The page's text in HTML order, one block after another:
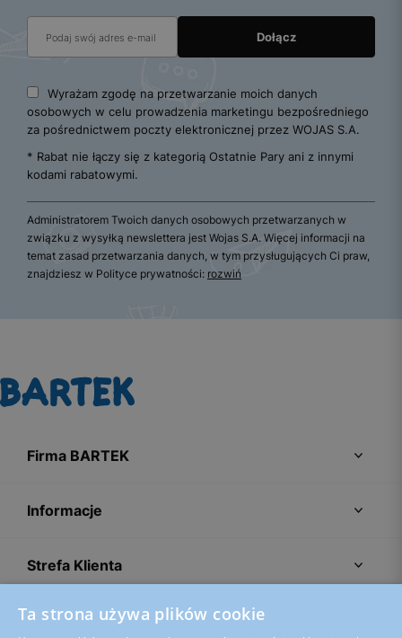
Wyrażam zgodę na przetwarzanie moich danych
osobowych w celu prowadzenia marketingu bezpośredniego
za pośrednictwem poczty elektronicznej przez WOJAS S.A.
* Rabat nie łączy się z kategorią Ostatnie Pary ani z innymi
kodami rabatowymi.
Administratorem Twoich danych osobowych przetwarzanych w
związku z wysyłką newslettera jest Wojas S.A. Więcej informacji na
temat zasad przetwarzania danych, w tym przysługujących Ci praw,
znajdziesz w Polityce prywatności: rozwiń
Firma BARTEK
Informacje
Strefa Klienta
Porady
Ta strona używa plików cookie